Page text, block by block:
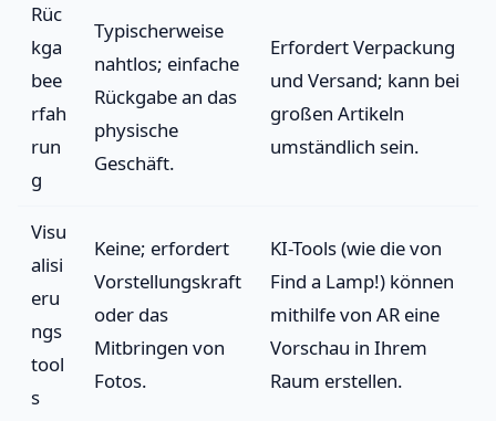
Rüc
kga
bee
rfah
run
g
Typischerweise
nahtlos; einfache
Rückgabe an das
physische
Geschäft.
Erfordert Verpackung
und Versand; kann bei
großen Artikeln
umständlich sein.
Visu
alisi
eru
ngs
tool
s
Keine; erfordert
Vorstellungskraft
oder das
Mitbringen von
Fotos.
KI-Tools (wie die von
Find a Lamp!) können
mithilfe von AR eine
Vorschau in Ihrem
Raum erstellen.